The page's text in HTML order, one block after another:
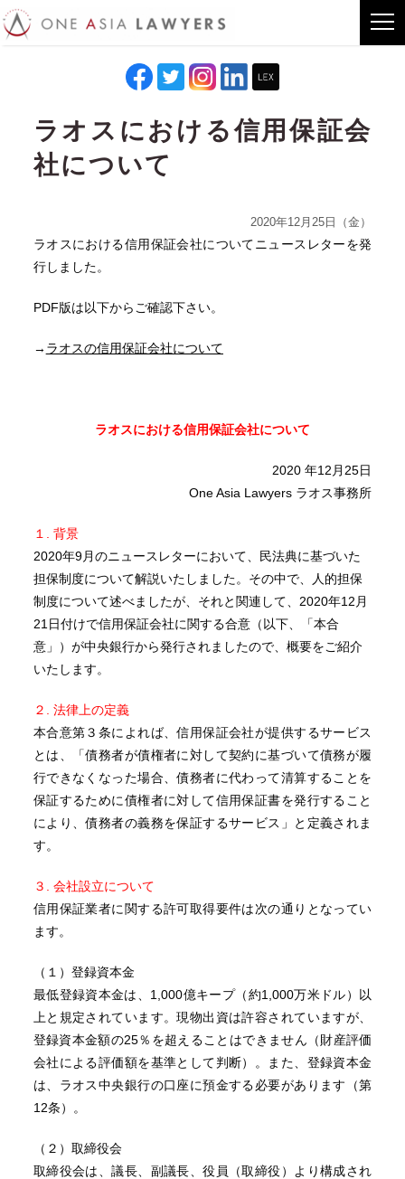
ラオスにおける信用保証会
社について
2020年12月25日（金）
ラオスにおける信用保証会社についてニュースレターを発
行しました。
PDF版は以下からご確認下さい。
→ ラオスの信用保証会社について
ラオスにおける信用保証会社について
2020 年12月25日
One Asia Lawyers ラオス事務所
１. 背景
2020年9月のニュースレターにおいて、民法典に基づいた
担保制度について解説いたしました。その中で、人的担保
制度について述べましたが、それと関連して、2020年12月
21日付けで信用保証会社に関する合意（以下、「本合
意」）が中央銀行から発行されましたので、概要をご紹介
いたします。
２. 法律上の定義
本合意第３条によれば、信用保証会社が提供するサービス
とは、「債務者が債権者に対して契約に基づいて債務が履
行できなくなった場合、債務者に代わって清算することを
保証するために債権者に対して信用保証書を発行すること
により、債務者の義務を保証するサービス」と定義されま
す。
３. 会社設立について
信用保証業者に関する許可取得要件は次の通りとなってい
ます。
（１）登録資本金
最低登録資本金は、1,000億キープ（約1,000万米ドル）以
上と規定されています。現物出資は許容されていますが、
登録資本金額の25％を超えることはできません（財産評価
会社による評価額を基準として判断）。また、登録資本金
は、ラオス中央銀行の口座に預金する必要があります（第
12条）。
（２）取締役会
取締役会は、議長、副議長、役員（取締役）より構成され